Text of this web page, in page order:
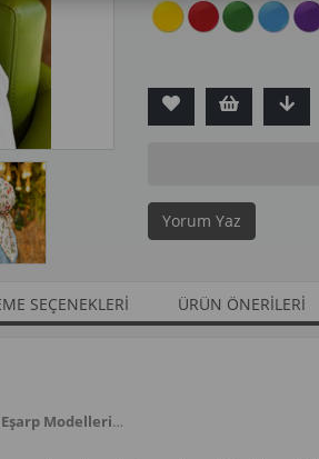
Yorum Yaz
SEÇENEKLERI ÜRÜN ÖNERILERI
Modelleri…